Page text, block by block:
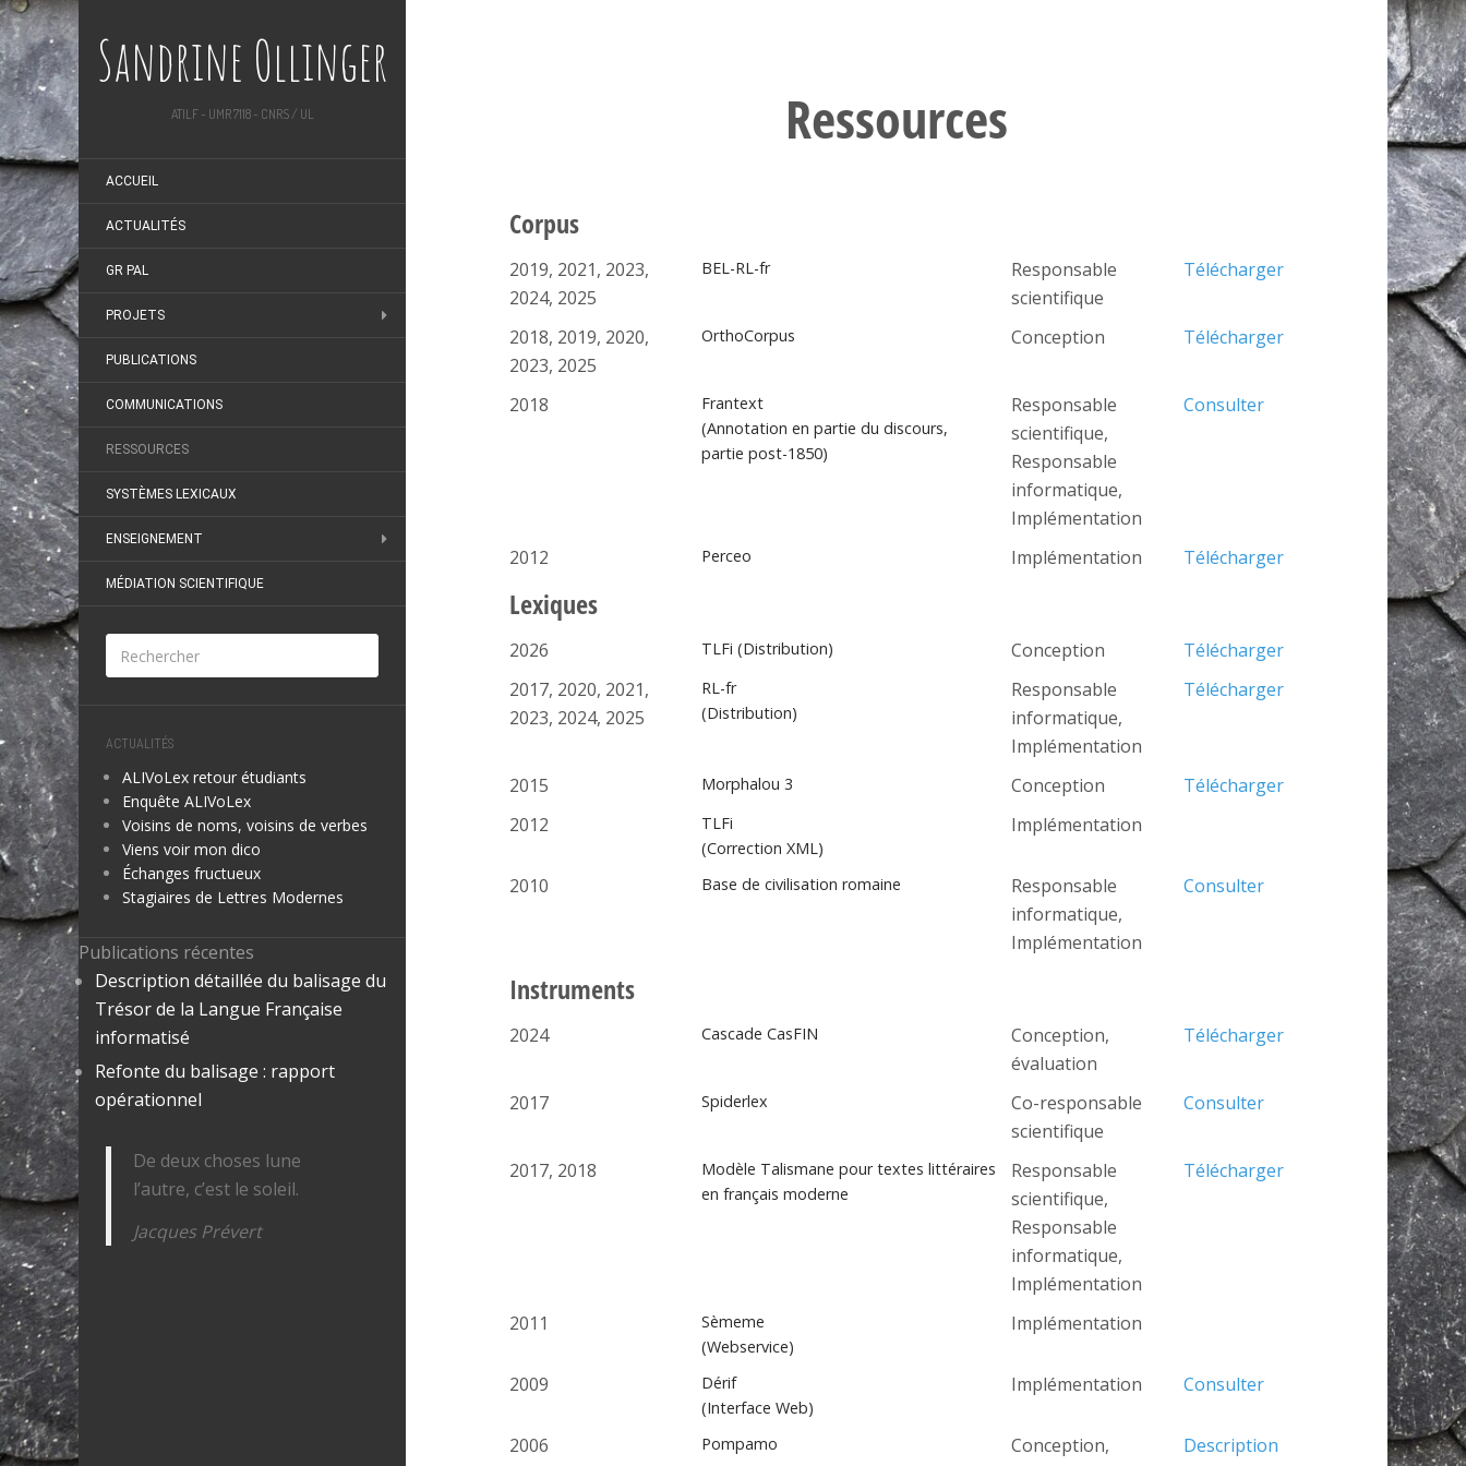
Sandrine Ollinger
ATILF - UMR 7118 - CNRS / UL
ACCUEIL
ACTUALITÉS
GR PAL
PROJETS
PUBLICATIONS
COMMUNICATIONS
RESSOURCES
SYSTÈMES LEXICAUX
ENSEIGNEMENT
MÉDIATION SCIENTIFIQUE
ACTUALITÉS
ALIVoLex retour étudiants
Enquête ALIVoLex
Voisins de noms, voisins de verbes
Viens voir mon dico
Échanges fructueux
Stagiaires de Lettres Modernes
Publications récentes
Description détaillée du balisage du
Trésor de la Langue Française
informatisé
Refonte du balisage : rapport
opérationnel
De deux choses lune
l’autre, c’est le soleil.
Jacques Prévert
Ressources
Corpus
2019, 2021, 2023,
2024, 2025
BEL-RL-fr
Responsable
scientifique
Télécharger
2018, 2019, 2020,
2023, 2025
OrthoCorpus Conception Télécharger
2018
Frantext
(Annotation en partie du discours,
partie post-1850)
Responsable
scientifique,
Responsable
informatique,
Implémentation
Consulter
2012 Perceo Implémentation Télécharger
Lexiques
2026 TLFi (Distribution) Conception
Télécharger
2017, 2020, 2021,
2023, 2024, 2025
RL-fr
(Distribution)
Responsable
informatique,
Implémentation
Télécharger
2015 Morphalou 3 Conception
Télécharger
2012
TLFi
(Correction XML)
Implémentation
2010 Base de civilisation romaine
Responsable
informatique,
Implémentation
Consulter
Instruments
2024 Cascade CasFIN
Conception,
évaluation
Télécharger
2017 Spiderlex
Co-responsable
scientifique
Consulter
2017, 2018
Modèle Talismane pour textes littéraires
en français moderne
Responsable
scientifique,
Responsable
informatique,
Implémentation
Télécharger
2011
Sèmeme
(Webservice)
Implémentation
2009
Dérif
(Interface Web)
Implémentation Consulter
2006 Pompamo
Conception,
Description